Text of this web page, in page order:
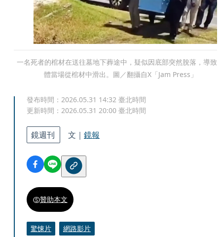
一名死者的棺材在送往墓地下葬途中，疑似因底部突然脫落，導致
體當場從棺材中滑出。圖／翻攝自X「Jam Press」
發布時間： 2026.05.31 14:32 臺北時間
更新時間： 2026.05.31 20:00 臺北時間
鏡週刊 文｜ 鏡報
贊助本文
驚悚片 網路影片